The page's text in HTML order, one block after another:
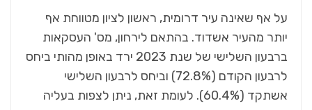
על אף שאינה עיר דרומית, ראשון לציון מטווחת אף
יותר מהעיר אשדוד. בהתאם לירחון, מס' העסקאות
ברבעון השלישי של שנת 2023 ירד באופן מהותי ביחס
לרבעון הקודם (72.8%) וביחס לרבעון השלישי
אשתקד (60.4%). לעומת זאת, ניתן לצפות בעליה